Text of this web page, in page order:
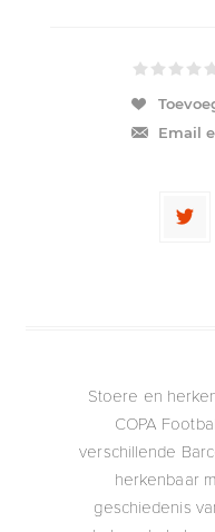
Email
Stoere en
COPA
verschillende
herkenbaar
geschiedenis